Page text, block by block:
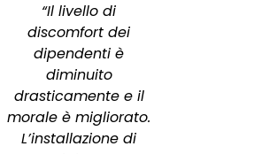
“Il livello di
discomfort dei
dipendenti è
diminuito
drasticamente e il
morale è migliorato.
L’installazione di